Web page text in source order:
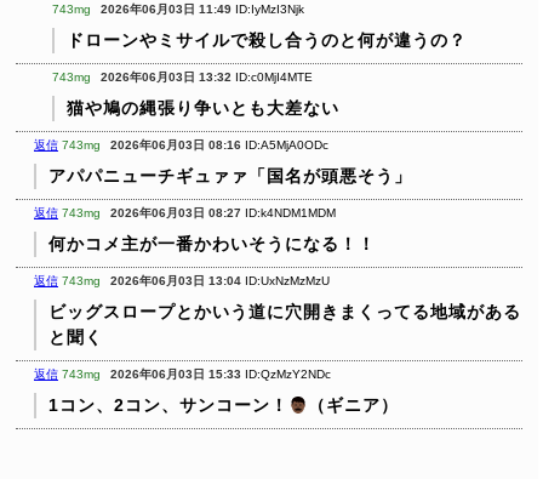
743mg 2026年06月03日 11:49 ID:IyMzI3Njk
ドローンやミサイルで殺し合うのと何が違うの？
743mg 2026年06月03日 13:32 ID:c0MjI4MTE
猫や鳩の縄張り争いとも大差ない
返信 743mg 2026年06月03日 08:16 ID:A5MjA0ODc
アパパニューチギュァァ「国名が頭悪そう」
返信 743mg 2026年06月03日 08:27 ID:k4NDM1MDM
何かコメ主が一番かわいそうになる！！
返信 743mg 2026年06月03日 13:04 ID:UxNzMzMzU
ビッグスロープとかいう道に穴開きまくってる地域がある
と聞く
返信 743mg 2026年06月03日 15:33 ID:QzMzY2NDc
1コン、2コン、サンコーン！ （ギニア）